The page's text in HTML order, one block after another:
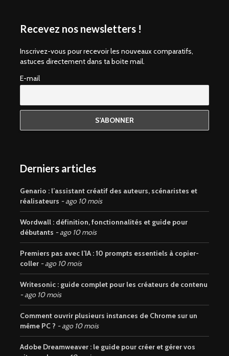
Recevez nos newsletters !
Inscrivez-vous pour recevoir les nouveaux comparatifs,
astuces directement dans ta boite mail.
E-mail
Derniers articles
Genario : l’assistant créatif des auteurs, scénaristes et
réalisateurs
ago 10 mois
Wordwall : définition, fonctionnalités et guide pour
débutants
ago 10 mois
Premiers pas avec l’IA : 10 prompts essentiels à copier-
coller
ago 10 mois
Writesonic : guide complet pour les créateurs de contenu
ago 10 mois
Comment ouvrir plusieurs instances de Chrome sur un
même PC ?
ago 10 mois
Adobe Dreamweaver : le guide pour créer et gérer vos